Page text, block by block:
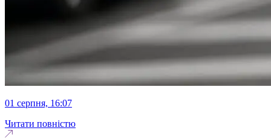
01 серпня, 16:07
Читати повністю